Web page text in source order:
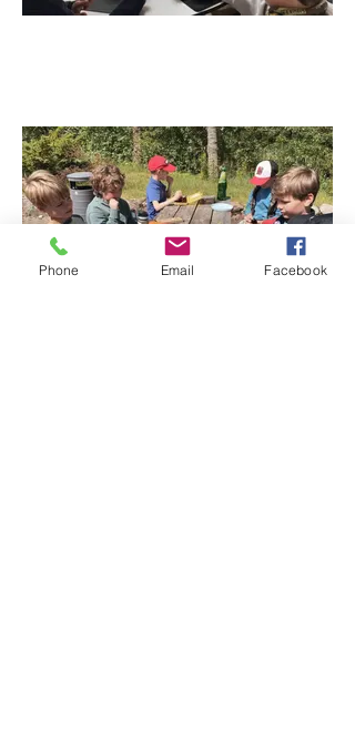
Phone Email Facebook